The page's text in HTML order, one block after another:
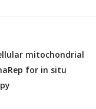
mitochondrial
for in situ